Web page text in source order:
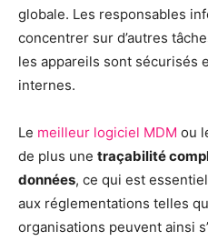
globale. Les responsables
concentrer sur d’autres
les appareils sont sécurisés
internes.
Le meilleur logiciel MDM ou
de plus une traçabilité
données, ce qui est
aux réglementations telles
organisations peuvent ainsi